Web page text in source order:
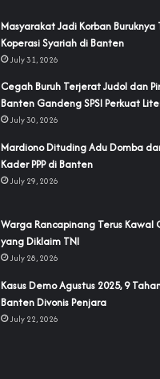
‎Masyarakat Jadi Korban
Koperasi Syariah di Banten
July 31, 2026
Cegah Buruh Terjerat Judol dan
Banten Gandeng SPSI Perkuat
July 30, 2026
‎Mardiono Dituding Adu Domba
Kader PPP di Banten
July 29, 2026
‎Warga Rancapinang Terus Kawal
yang Diklaim TNI‎‎
July 28, 2026
‎Kasus Demo Agustus 2025, 9
Banten Divonis Penjara
July 22, 2026